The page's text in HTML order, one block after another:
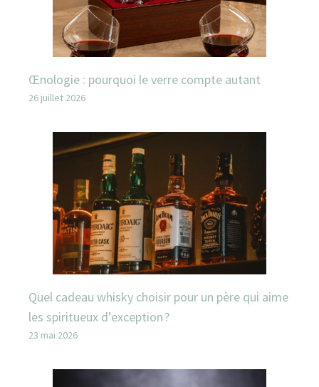
Œnologie : pourquoi le verre compte autant
26 juillet 2026
Quel cadeau whisky choisir pour un père qui aime
les spiritueux d’exception ?
23 mai 2026